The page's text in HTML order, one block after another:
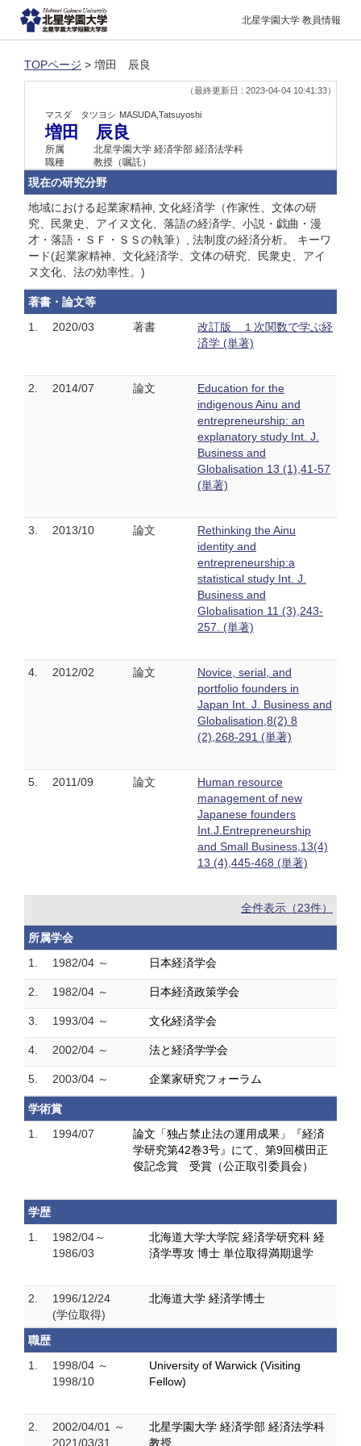
北星学園大学 教員情報
TOPページ > 増田 辰良
（最終更新日 : 2023-04-04 10:41:33）
マスダ タツヨシ MASUDA,Tatsuyoshi
増田 辰良
所属
北星学園大学 経済学部 経済法学科
職種
教授（嘱託）
現在の研究分野
地域における起業家精神, 文化経済学（作家性、文体の研
究、民衆史、アイヌ文化、落語の経済学、小説・戯曲・漫
才・落語・ＳＦ・ＳＳの執筆）, 法制度の経済分析。 キーワ
ード(起業家精神、文化経済学、文体の研究、民衆史、アイ
ヌ文化、法の効率性。)
著書・論文等
1.
2020/03 著書
改訂版 １次関数で学ぶ経
済学 (単著)
2. 2014/07 論文
Education for the
indigenous Ainu and
entrepreneurship: an
explanatory study Int. J.
Business and
Globalisation 13 (1),41-57
(単著)
3. 2013/10 論文
Rethinking the Ainu
identity and
entrepreneurship:a
statistical study Int. J.
Business and
Globalisation 11 (3),243-
257. (単著)
4. 2012/02 論文
Novice, serial, and
portfolio founders in
Japan Int. J. Business and
Globalisation,8(2) 8
(2),268-291 (単著)
5. 2011/09 論文
Human resource
management of new
Japanese founders
Int.J.Entrepreneurship
and Small Business,13(4)
13 (4),445-468 (単著)
全件表示（23件）
所属学会
1.
1982/04 ～ 日本経済学会
2. 1982/04 ～ 日本経済政策学会
3. 1993/04 ～ 文化経済学会
4. 2002/04 ～ 法と経済学学会
5. 2003/04 ～ 企業家研究フォーラム
学術賞
1.
1994/07
論文「独占禁止法の運用成果」『経済
学研究第42巻3号』にて、第9回横田正
俊記念賞 受賞（公正取引委員会）
学歴
1.
1982/04～
1986/03
北海道大学大学院 経済学研究科 経
済学専攻 博士 単位取得満期退学
2.
1996/12/24
(学位取得)
北海道大学 経済学博士
職歴
1.
1998/04 ～
1998/10
University of Warwick (Visiting
Fellow)
2.
2002/04/01 ～
2021/03/31
北星学園大学 経済学部 経済法学科
教授